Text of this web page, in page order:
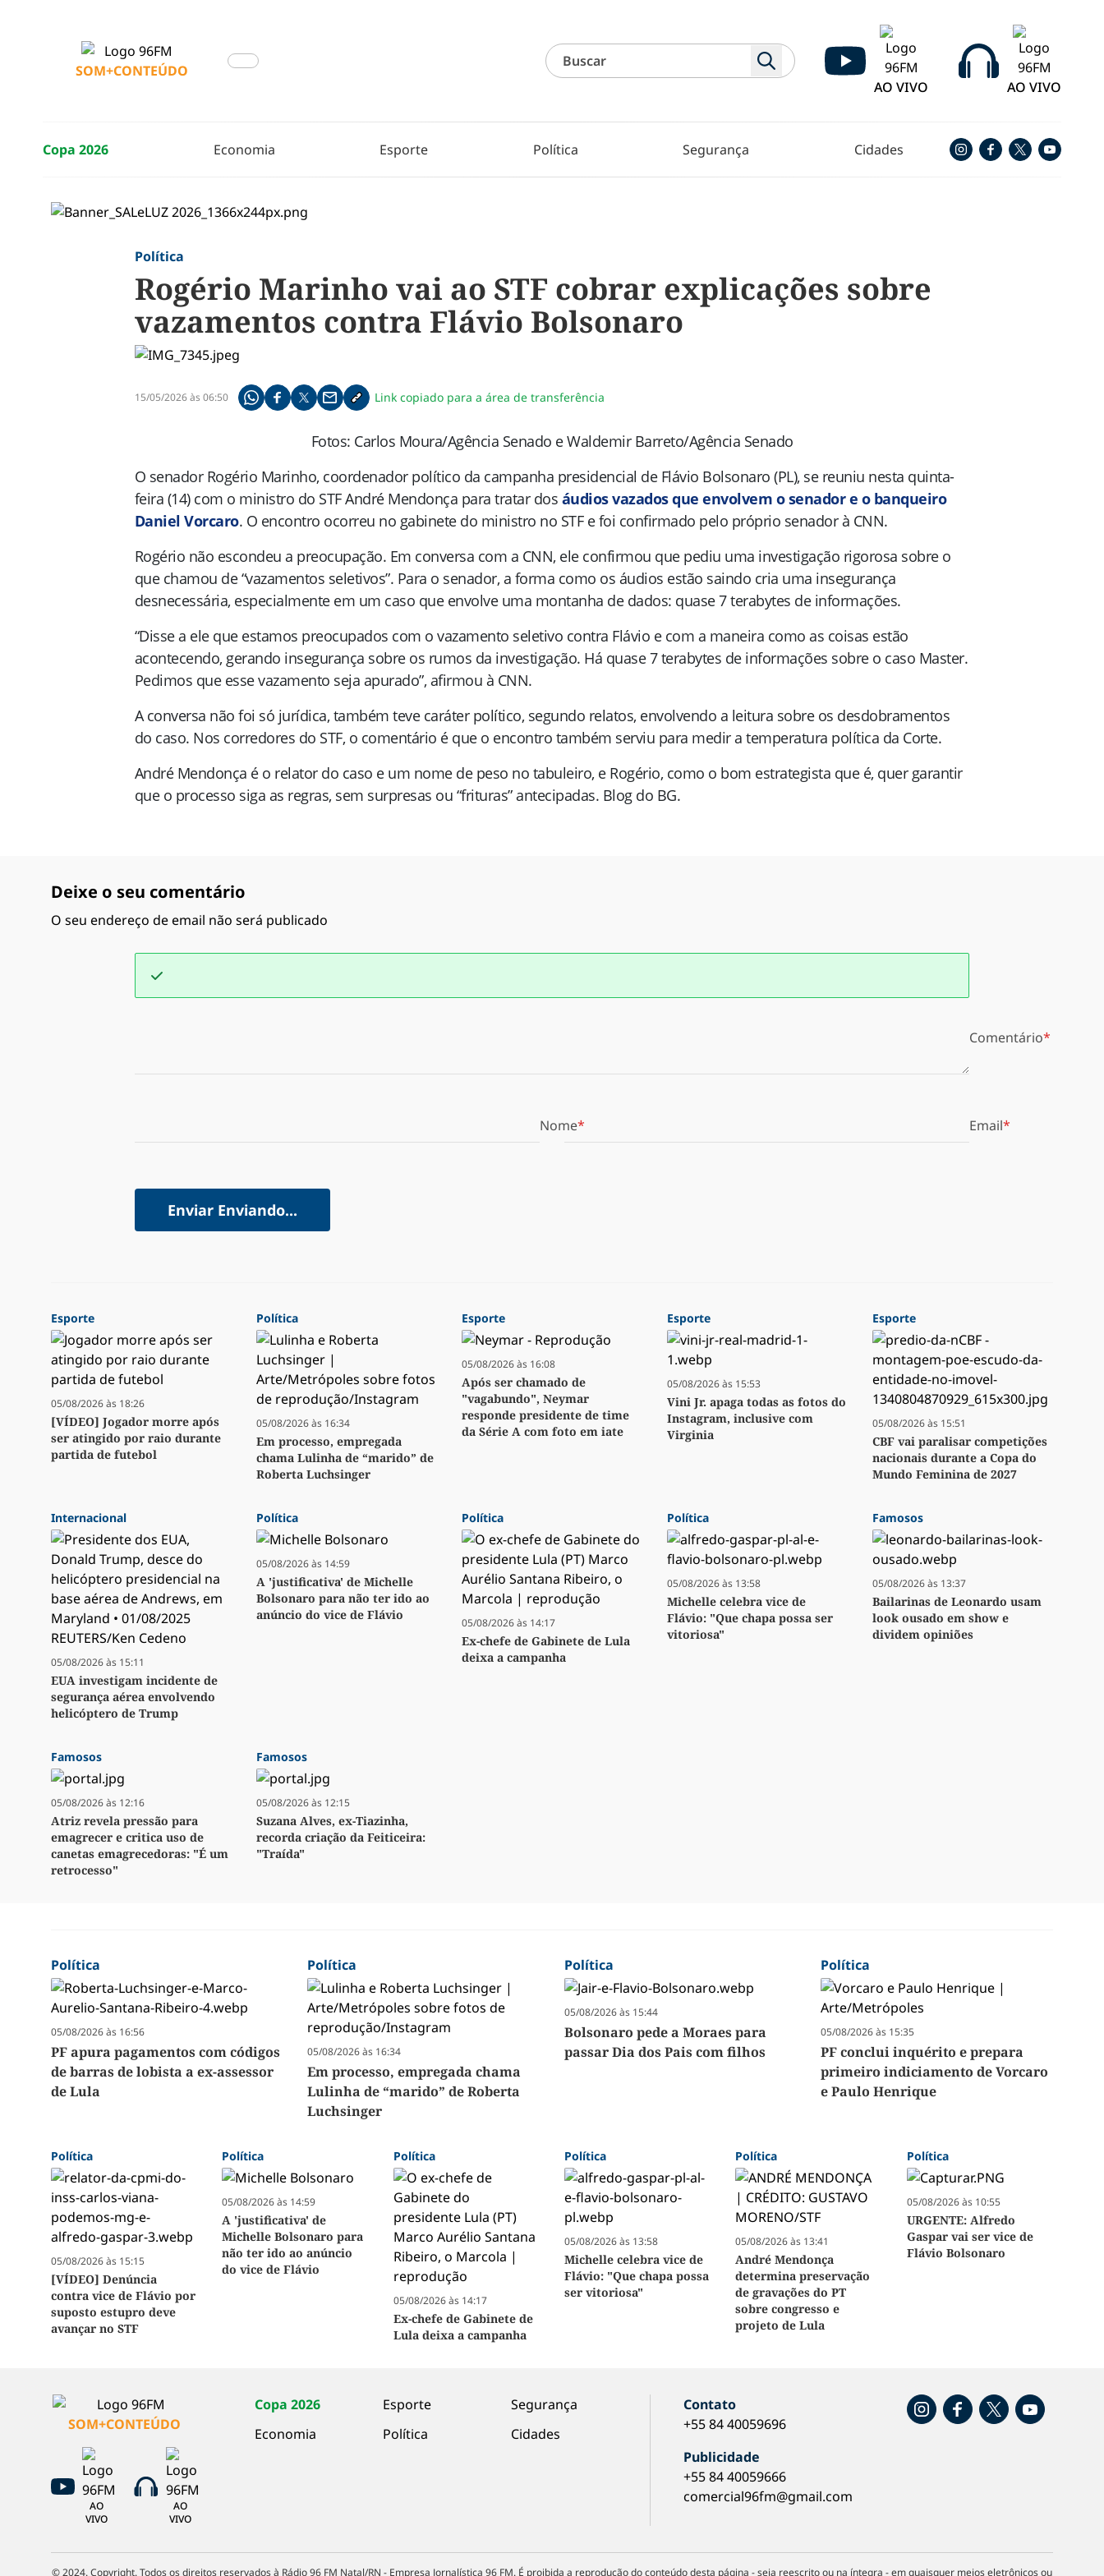
SOM+CONTEÚDO
AO VIVO
AO VIVO
Copa 2026 Economia Esporte Política Segurança Cidades
Política
Rogério Marinho vai ao STF cobrar explicações sobre
vazamentos contra Flávio Bolsonaro
15/05/2026 às 06:50 Compartilhe pelo whatsapp
Compartilhar no facebook
Compartilhar no twitter
Compartilhe pelo email
Copiar link da notícia
Link copiado para a área de transferência
Fotos: Carlos Moura/Agência Senado e Waldemir Barreto/Agência Senado
O senador Rogério Marinho, coordenador político da campanha presidencial de Flávio Bolsonaro (PL), se reuniu nesta quinta-
feira (14) com o ministro do STFAndré Mendonça para tratar dos áudios vazados que envolvem o senador e o banqueiro
Daniel Vorcaro. O encontro ocorreu no gabinete do ministro no STF e foi confirmado pelo próprio senador à CNN.
Rogério não escondeu a preocupação. Em conversa com a CNN, ele confirmou que pediu uma investigação rigorosa sobre o
que chamou de “vazamentos seletivos”. Para o senador, a forma como os áudios estão saindo cria uma insegurança
desnecessária, especialmente em um caso que envolve uma montanha de dados: quase 7 terabytes de informações.
“Disse a ele que estamos preocupados com o vazamento seletivo contra Flávio e com a maneira como as coisas estão
acontecendo, gerando insegurança sobre os rumos da investigação. Há quase 7 terabytes de informações sobre o caso Master.
Pedimos que esse vazamento seja apurado”, afirmou à CNN.
A conversa não foi só jurídica, também teve caráter político, segundo relatos, envolvendo a leitura sobre os desdobramentos
do caso. Nos corredores do STF, o comentário é que o encontro também serviu para medir a temperatura política da Corte.
André Mendonça é o relator do caso e um nome de peso no tabuleiro, e Rogério, como o bom estrategista que é, quer garantir
que o processo siga as regras, sem surpresas ou “frituras” antecipadas. Blog do BG.
Deixe o seu comentário
O seu endereço de email não será publicado
Comentário
Nome Email
Enviar Enviando...
Esporte
05/08/2026 às 18:26
[VÍDEO] Jogador morre após
ser atingido por raio durante
partida de futebol
Política
05/08/2026 às 16:34
Em processo, empregada
chama Lulinha de “marido” de
Roberta Luchsinger
Esporte
05/08/2026 às 16:08
Após ser chamado de
"vagabundo", Neymar
responde presidente de time
da Série A com foto em iate
Esporte
05/08/2026 às 15:53
Vini Jr. apaga todas as fotos do
Instagram, inclusive com
Virginia
Esporte
05/08/2026 às 15:51
CBF vai paralisar competições
nacionais durante a Copa do
Mundo Feminina de 2027
Internacional
05/08/2026 às 15:11
EUA investigam incidente de
segurança aérea envolvendo
helicóptero de Trump
Política
05/08/2026 às 14:59
A 'justificativa' de Michelle
Bolsonaro para não ter ido ao
anúncio do vice de Flávio
Política
05/08/2026 às 14:17
Ex-chefe de Gabinete de Lula
deixa a campanha
Política
05/08/2026 às 13:58
Michelle celebra vice de
Flávio: "Que chapa possa ser
vitoriosa"
Famosos
05/08/2026 às 13:37
Bailarinas de Leonardo usam
look ousado em show e
dividem opiniões
Famosos
05/08/2026 às 12:16
Atriz revela pressão para
emagrecer e critica uso de
canetas emagrecedoras: "É um
retrocesso"
Famosos
05/08/2026 às 12:15
Suzana Alves, ex-Tiazinha,
recorda criação da Feiticeira:
"Traída"
Política
05/08/2026 às 16:56
PF apura pagamentos com códigos
de barras de lobista a ex-assessor
de Lula
Política
05/08/2026 às 16:34
Em processo, empregada chama
Lulinha de “marido” de Roberta
Luchsinger
Política
05/08/2026 às 15:44
Bolsonaro pede a Moraes para
passar Dia dos Pais com filhos
Política
05/08/2026 às 15:35
PF conclui inquérito e prepara
primeiro indiciamento de Vorcaro
e Paulo Henrique
Política
05/08/2026 às 15:15
[VÍDEO] Denúncia
contra vice de Flávio por
suposto estupro deve
avançar no STF
Política
05/08/2026 às 14:59
A 'justificativa' de
Michelle Bolsonaro para
não ter ido ao anúncio
do vice de Flávio
Política
05/08/2026 às 14:17
Ex-chefe de Gabinete de
Lula deixa a campanha
Política
05/08/2026 às 13:58
Michelle celebra vice de
Flávio: "Que chapa possa
ser vitoriosa"
Política
05/08/2026 às 13:41
André Mendonça
determina preservação
de gravações do PT
sobre congresso e
projeto de Lula
Política
05/08/2026 às 10:55
URGENTE: Alfredo
Gaspar vai ser vice de
Flávio Bolsonaro
SOM+CONTEÚDO
AO
VIVO
AO
VIVO
Copa 2026
Economia
Esporte
Política
Segurança
Cidades
Contato
+55 84 40059696
Publicidade
+55 84 40059666
comercial96fm@gmail.com
© 2024. Copyright. Todos os direitos reservados à Rádio 96 FM Natal/RN - Empresa Jornalística 96 FM. É proibida a reprodução do conteúdo desta página - seja reescrito ou na íntegra - em quaisquer meios eletrônicos ou